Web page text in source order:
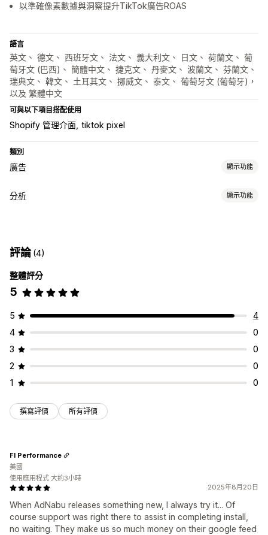
以準確像素數據與洞察提升TikTok廣告ROAS
語言
英文、 德文、 西班牙文、 法文、 義大利文、 日文、 荷蘭文、 葡
萄牙文 (巴西)、 簡體中文、 捷克文、 丹麥文、 波蘭文、 芬蘭文、
瑞典文、 韓文、 土耳其文、 挪威文、 泰文、 葡萄牙文 (葡萄牙)，
以及 繁體中文
可與以下項目搭配使用
Shopify 管理介面 tiktok pixel
類別
廣告 顯示功能
目標設定
行銷活動管理
成效分析
分析 顯示功能
行銷歸因
視覺化內容和報告
分析控制面板
評論(4)
整體評分
5
5
4
4
0
3
0
2
0
1
0
撰寫評價 所有評價
2025年8月20日
When AdNabu releases something new, I always try it... Of
course support was right there to assist in completing install,
no waiting. They make us so much money on their google feed
FI Performance
美國
使用應用程式 大約3小時